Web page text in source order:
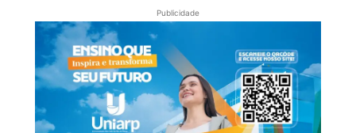
Publicidade